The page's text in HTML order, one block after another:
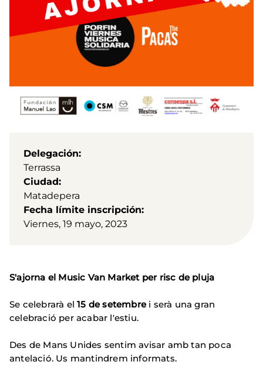
Delegación
Terrassa
Ciudad
Matadepera
Fecha límite inscripción
Viernes, 19 mayo, 2023
S'ajorna el Music Van Market per risc de pluja
Se celebrarà el15 de setembrei serà una gran
celebració per acabar l'estiu.
Des de Mans Unides sentim avisar amb tan poca
antelació. Us mantindrem informats.